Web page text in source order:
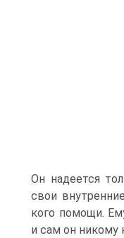
Он на­деется
свои
кого помощи.
и сам он никому